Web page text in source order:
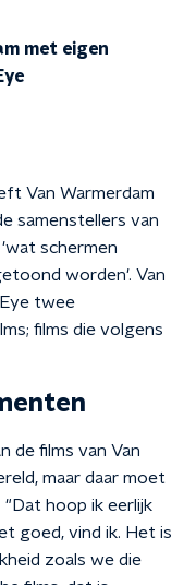
met eigen
Van Warmerdam
samenstellers van
schermen
worden'. Van
twee
films die volgens
de films van Van
maar daar moet
"Dat hoop ik eerlijk
goed, vind ik. Het is
zoals we die